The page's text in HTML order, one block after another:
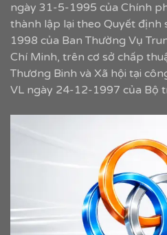
ngày 31-5-1995 của Chính
thành lập lại theo Quyết định
1998 của Ban Thường Vụ
Chí Minh, trên cơ sở chấp
Thương Binh và Xã hội tại
VL ngày 24-12-1997 của Bộ